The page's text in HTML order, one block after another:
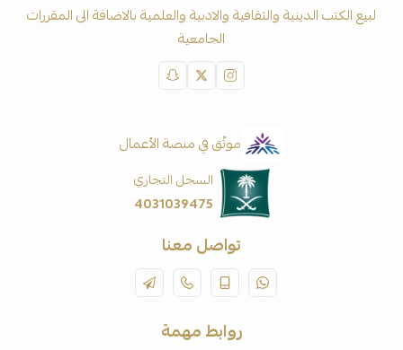
لبيع الكتب الدينية والثقافية والادبية والعلمية بالاضافة الى المقررات
الجامعية
موثّق في منصة الأعمال
السجل التجاري
4031039475
تواصل معنا
روابط مهمة